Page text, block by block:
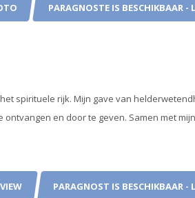
PARAGNOSTE IS BESCHIKBAAR -
spirituele rijk. Mijn gave van
en door te geven. Samen met
PARAGNOST IS BESCHIKBAAR -